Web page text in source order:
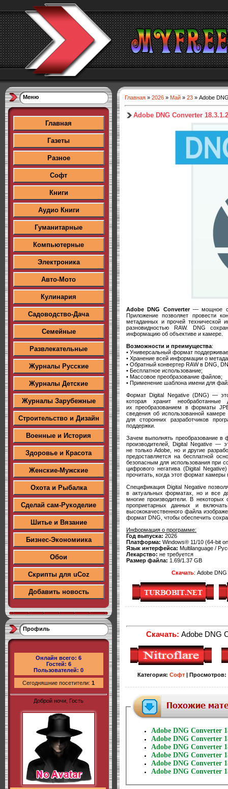
Меню
Главная
Газеты
Разное
Софт
Книги
Аудио Книги
Гуманитарные
Компьютерные
Электроника
Авто-Мото
Кулинария
Садоводство-Дача
Семейные
Развлекательные
Журналы Русские
Журналы Детские
Журналы Зарубежные
Строительство и Дизайн
Военные и История
Здоровье и Красота
Женские-Мужские
Охота и Рыбалка
Сделай сам-Рукоделие
Шитье и Вязание
Бизнес-Экономиика
Обои
Скрипты для uCoz
Добавить новость
Профиль
Онлайн всего: 6
Гостей: 6
Пользователей: 0
Сегодняшние посетители: 1
Доброй ночи, Гость
Главная » 2026 » Май » 23 » Adobe
Adobe DNG Converter
Adobe DNG Converter— мощное
Приложение позволяет провести
метаданных и прочей технической
разновидностью RAW. DNG
информацию об объективе и камере.
Возможности и преимущества:
• Универсальный формат
• Хранение всей информации о
• Обратный конвертер RAW в DNG,
• Бесплатное использование;
• Массовое преобразование файлов;
• Применение шаблона имени для
Формат Digital Negative (DNG) —
которая хранит
их преобразованием в форматы
сведения об использованной
для сторонних разработчиков
поддержки.
Зачем выполнять преобразование
производителей, Digital Negative —
не только Adobe, но и другие
предоставляется на бесплатной
безопасным для использования при
цифрового негатива (Digital
прочитать, когда этот формат
Спецификация Digital Negative
в актуальных форматах, но и все
многие производители. В некоторых
проприетарных данных и
высококачественного файла
формат DNG, чтобы обеспечить
Информация о программе:
Год выпуска: 2026
Платформа: Windows® 11/10 (64-bit
Язык интерфейса: Multilanguage /
Лекарство: не требуется
Размер файла: 1.69/1.37 GB
Скачать: Adobe
Скачать: Adobe DNG
Категория: Софт Просмотров:
Adobe DNG Converter
Adobe DNG Converter
Adobe DNG Converter
Adobe DNG Converter
Adobe DNG Converter
Adobe DNG Converter